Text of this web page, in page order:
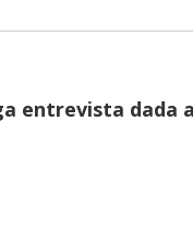
entrevista dada